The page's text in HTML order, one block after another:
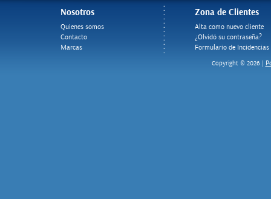
Nosotros
Quienes somos
Contacto
Marcas
Zona de Clientes
Alta como nuevo cliente
¿Olvidó su contraseña?
Formulario de Incidencias
Copyright © 2026 |